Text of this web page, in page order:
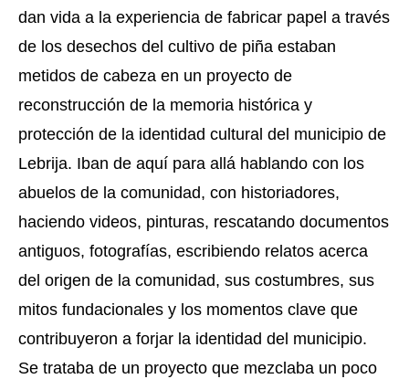
dan vida a la experiencia de fabricar papel a través
de los desechos del cultivo de piña estaban
metidos de cabeza en un proyecto de
reconstrucción de la memoria histórica y
protección de la identidad cultural del municipio de
Lebrija. Iban de aquí para allá hablando con los
abuelos de la comunidad, con historiadores,
haciendo videos, pinturas, rescatando documentos
antiguos, fotografías, escribiendo relatos acerca
del origen de la comunidad, sus costumbres, sus
mitos fundacionales y los momentos clave que
contribuyeron a forjar la identidad del municipio.
Se trataba de un proyecto que mezclaba un poco